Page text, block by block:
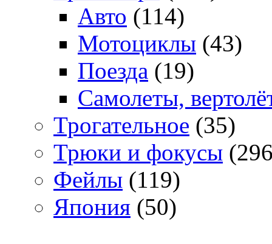
Авто (114)
Мотоциклы (43)
Поезда (19)
Самолеты,
Трогательное (35)
Трюки и фокусы
Фейлы (119)
Япония (50)